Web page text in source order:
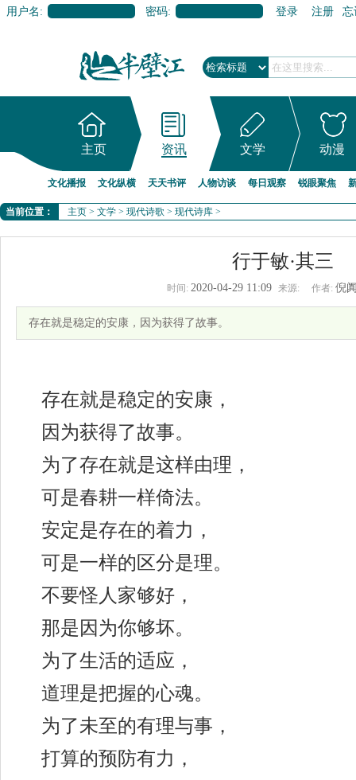
用户名: 密码: 登录 注册 忘
主页 资讯 文学 动漫
文化播报 文化纵横 天天书评 人物访谈 每日观察 锐眼聚焦
当前位置： 主页 > 文学 > 现代诗歌 > 现代诗库 >
行于敏·其三
时间: 2020-04-29 11:09 来源: 作者: 倪
存在就是稳定的安康，因为获得了故事。
存在就是稳定的安康，
因为获得了故事。
为了存在就是这样由理，
可是春耕一样倚法。
安定是存在的着力，
可是一样的区分是理。
不要怪人家够好，
那是因为你够坏。
为了生活的适应，
道理是把握的心魂。
为了未至的有理与事，
打算的预防有力，